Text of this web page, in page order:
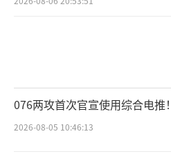
076两攻首次官宣使用综合电推！
2026-08-05 10:46:13